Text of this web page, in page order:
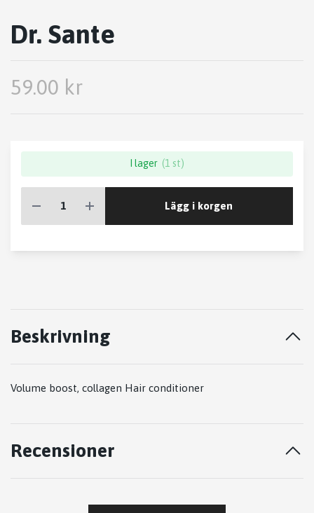
Dr. Sante
59.00 kr
I lager (1 st)
Lägg i korgen
Beskrivning
Volume boost, collagen Hair conditioner
Recensioner